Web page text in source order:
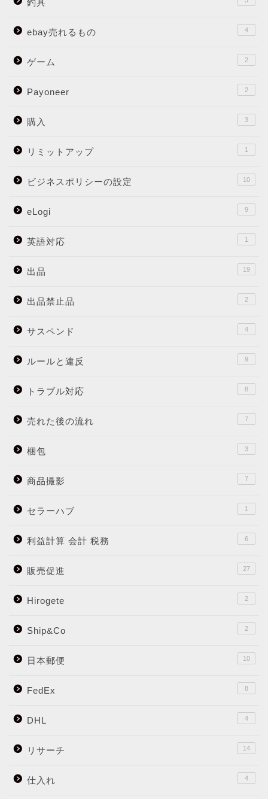
釣具
ebay売れるもの 4
ゲーム 2
Payoneer 2
購入 3
リミットアップ 1
ビジネスポリシーの設定 10
eLogi 9
英語対応 1
出品 19
出品禁止品 2
サスペンド 4
ルールと違反 9
トラブル対応 8
売れた後の流れ 7
梱包 3
商品撮影 7
セラーハブ 1
利益計算 会計 税務 6
販売促進 27
Hirogete 2
Ship&Co 2
日本郵便 10
FedEx 8
DHL 4
リサーチ 14
仕入れ 4